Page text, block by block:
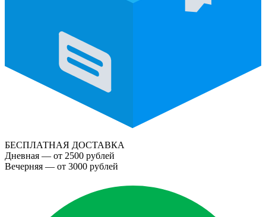
БЕСПЛАТНАЯ ДОСТАВКА
Дневная — от 2500 рублей
Вечерняя — от 3000 рублей